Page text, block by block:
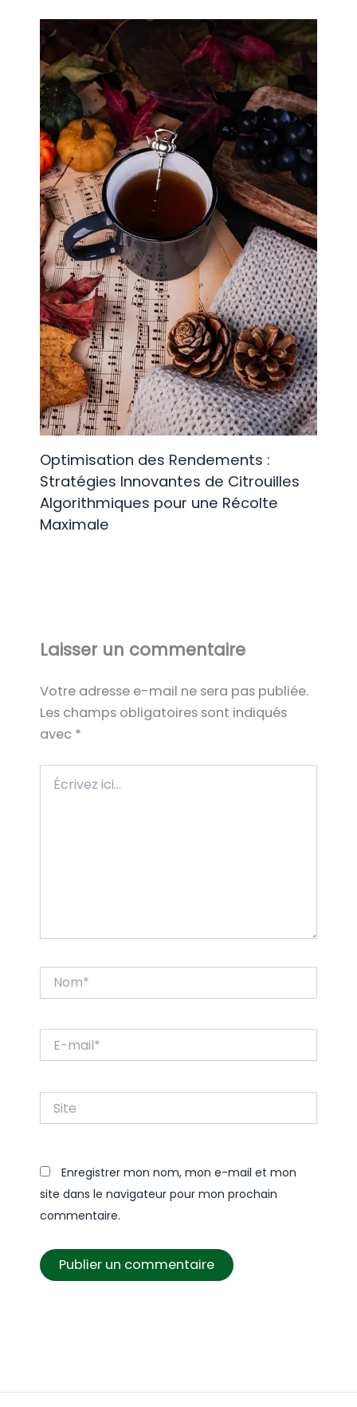
Optimisation des Rendements :
Stratégies Innovantes de Citrouilles
Algorithmiques pour une Récolte
Maximale
Laisser un commentaire
Votre adresse e-mail ne sera pas publiée.
Les champs obligatoires sont indiqués
avec *
ici…
mail*
Enregistrer mon nom, mon e-mail et mon
site dans le navigateur pour mon prochain
commentaire.